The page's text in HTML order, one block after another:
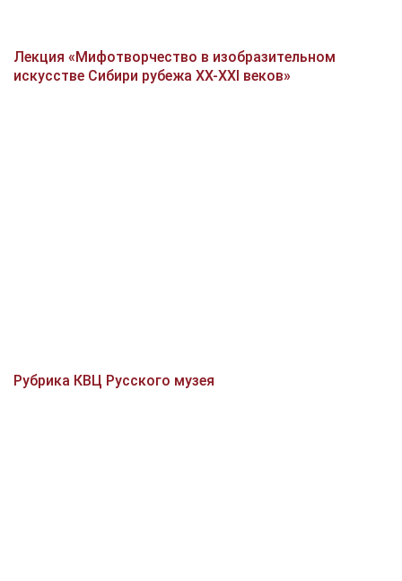
Лекция «Мифотворчество в изобразительном
искусстве Сибири рубежа XX-XXI веков»
Рубрика КВЦ Русского музея